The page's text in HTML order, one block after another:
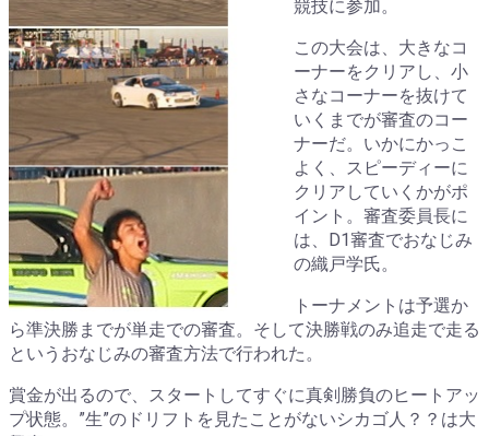
競技に参加。
この大会は、大きなコ
ーナーをクリアし、小
さなコーナーを抜けて
いくまでが審査のコー
ナーだ。いかにかっこ
よく、スピーディーに
クリアしていくかがポ
イント。審査委員長に
は、D1審査でおなじみ
の織戸学氏。
トーナメントは予選か
ら準決勝までが単走での審査。そして決勝戦のみ追走で走る
というおなじみの審査方法で行われた。
賞金が出るので、スタートしてすぐに真剣勝負のヒートアッ
プ状態。”生”のドリフトを見たことがないシカゴ人？？は大